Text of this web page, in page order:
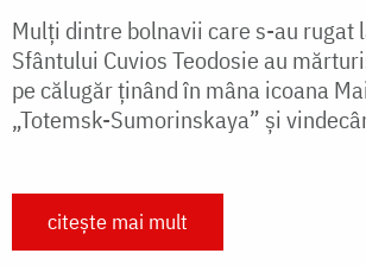
Mulți dintre bolnavii care s-au rugat
Sfântului Cuvios Teodosie au
pe călugăr ținând în mâna icoana
„Totemsk-Sumorinskaya” și
citește mai mult